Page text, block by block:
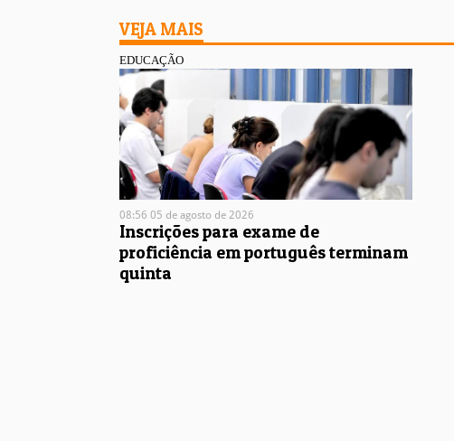
VEJA MAIS
EDUCAÇÃO
08:56 05 de agosto de 2026
Inscrições para exame de
proficiência em português terminam
quinta